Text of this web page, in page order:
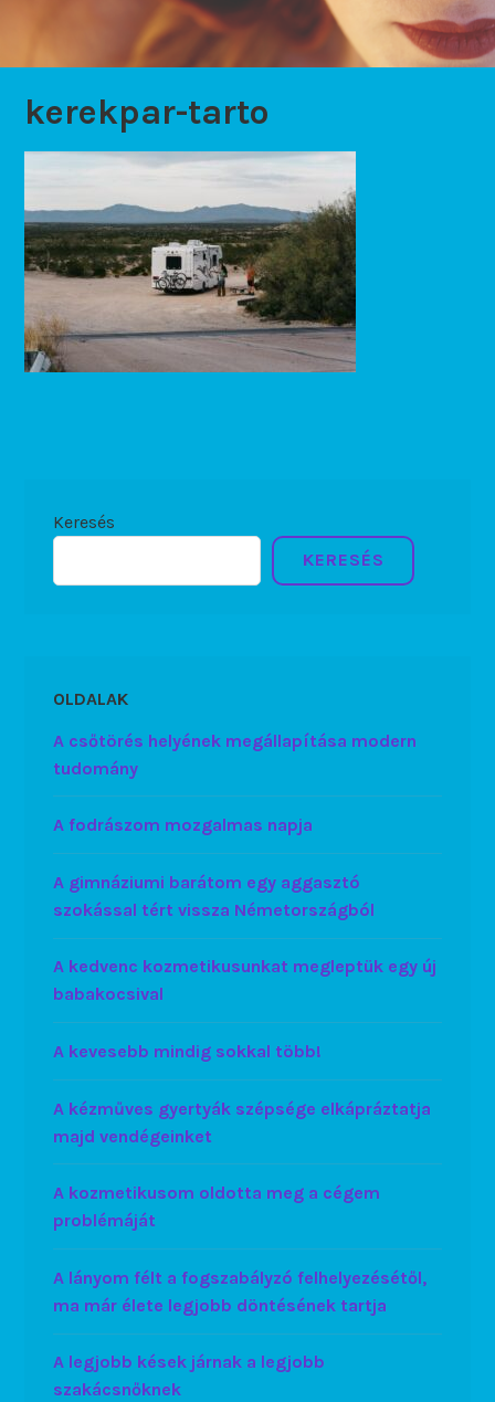
kerekpar-tarto
Keresés
KERESÉS
OLDALAK
A csőtörés helyének megállapítása modern
tudomány
A fodrászom mozgalmas napja
A gimnáziumi barátom egy aggasztó
szokással tért vissza Németországból
A kedvenc kozmetikusunkat megleptük egy új
babakocsival
A kevesebb mindig sokkal több!
A kézműves gyertyák szépsége elkápráztatja
majd vendégeinket
A kozmetikusom oldotta meg a cégem
problémáját
A lányom félt a fogszabályzó felhelyezésétől,
ma már élete legjobb döntésének tartja
A legjobb kések járnak a legjobb
szakácsnőknek